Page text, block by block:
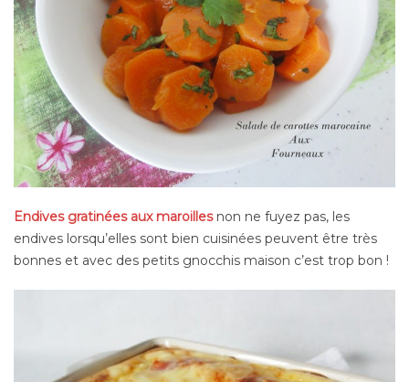
Endives gratinées aux maroillesnon ne fuyez pas, les
endives lorsqu’elles sont bien cuisinées peuvent être très
bonnes et avec des petits gnocchis maison c’est trop bon !